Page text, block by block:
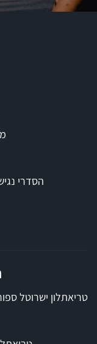
הסדרי
טריאתלון ישרוטל ספורט קלאב